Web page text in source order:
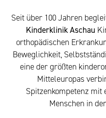
Seit über 100 Jahren
Kinderklinik Aschau
orthopädischen
Beweglichkeit,
eine der größten
Mitteleuropas
Spitzenkompetenz mit
Menschen in